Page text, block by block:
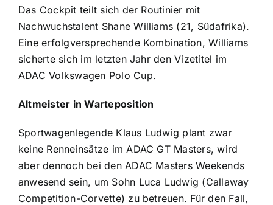
Das Cockpit teilt sich der Routinier mit
Nachwuchstalent Shane Williams (21, Südafrika).
Eine erfolgversprechende Kombination, Williams
sicherte sich im letzten Jahr den Vizetitel im
ADAC Volkswagen Polo Cup.
Altmeister in Warteposition
Sportwagenlegende Klaus Ludwig plant zwar
keine Renneinsätze im ADAC GT Masters, wird
aber dennoch bei den ADAC Masters Weekends
anwesend sein, um Sohn Luca Ludwig (Callaway
Competition-Corvette) zu betreuen. Für den Fall,